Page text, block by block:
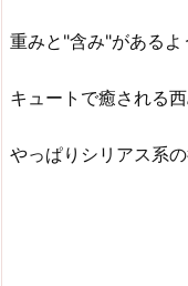
重みと"含み"があるよ
キュートで癒される
やっぱりシリアス系